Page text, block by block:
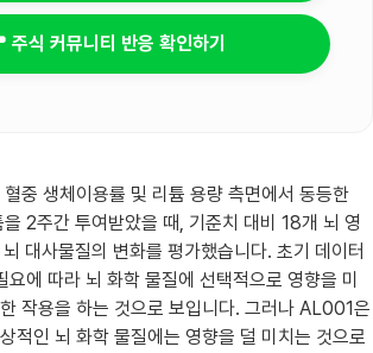
주식 커뮤니티 반응 확인하기
중 생체이용률 및 리튬 용량 측면에서 동등한
2주간 투여받았을 때, 기준치 대비 18개 뇌 영
대사물질의 변화를 평가했습니다. 초기 데이터
에 따라 뇌 화학 물질에 선택적으로 영향을 미
작용을 하는 것으로 보입니다. 그러나 AL001은
적인 뇌 화학 물질에는 영향을 덜 미치는 것으로